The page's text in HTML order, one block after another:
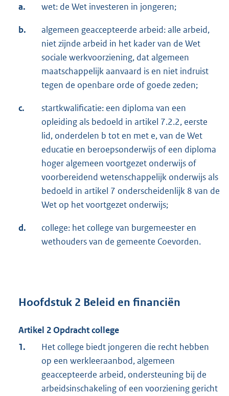
a. wet: de Wet investeren in jongeren;
b.
algemeen geaccepteerde arbeid: alle arbeid,
niet zijnde arbeid in het kader van de Wet
sociale werkvoorziening, dat algemeen
maatschappelijk aanvaard is en niet indruist
tegen de openbare orde of goede zeden;
c.
startkwalificatie: een diploma van een
opleiding als bedoeld in artikel 7.2.2, eerste
lid, onderdelen b tot en met e, van de Wet
educatie en beroepsonderwijs of een diploma
hoger algemeen voortgezet onderwijs of
voorbereidend wetenschappelijk onderwijs als
bedoeld in artikel 7 onderscheidenlijk 8 van de
Wet op het voortgezet onderwijs;
d.
college: het college van burgemeester en
wethouders van de gemeente Coevorden.
Hoofdstuk 2 Beleid en financiën
Artikel 2 Opdracht college
1.
Het college biedt jongeren die recht hebben
op een werkleeraanbod, algemeen
geaccepteerde arbeid, ondersteuning bij de
arbeidsinschakeling of een voorziening gericht